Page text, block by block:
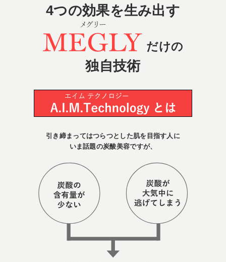
4つの効果を生み出す
だけの
独自技術
引き締まってはつらつとした肌を目指す人に
いま話題の炭酸美容ですが、